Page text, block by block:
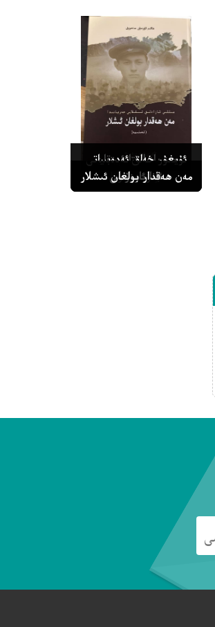
بىز ياشلىقتا ئېيتقان
ناخشىلار
ئۇمۇ بىر ئانا
ئۇيغۇر خەلق ئەدەبىياتى
جەۋھەرلىرى
ئانا ئارزۇسى
مەن ھەقدار بولغان ئىشلار